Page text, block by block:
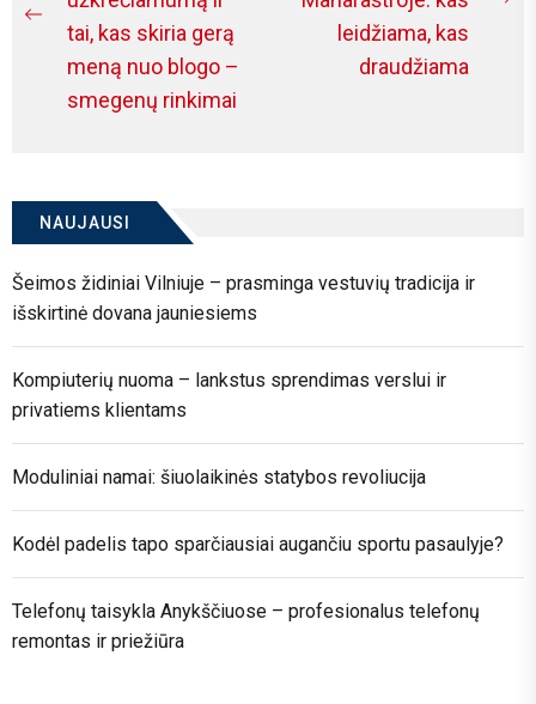
įrašų
Previous
post:
tai, kas skiria gerą
meną nuo blogo –
smegenų rinkimai
leidžiama, kas
draudžiama
NAUJAUSI
Šeimos židiniai Vilniuje – prasminga vestuvių tradicija ir
išskirtinė dovana jauniesiems
Kompiuterių nuoma – lankstus sprendimas verslui ir
privatiems klientams
Moduliniai namai: šiuolaikinės statybos revoliucija
Kodėl padelis tapo sparčiausiai augančiu sportu pasaulyje?
Telefonų taisykla Anykščiuose – profesionalus telefonų
remontas ir priežiūra